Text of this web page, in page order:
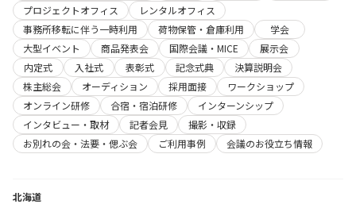
プロジェクトオフィス
レンタルオフィス
事務所移転に伴う一時利用
荷物保管・倉庫利用
学会
大型イベント
商品発表会 国際会議・MICE
展示会
内定式
入社式 表彰式 記念式典
決算説明会
株主総会
オーディション 採用面接
ワークショップ
オンライン研修
合宿・宿泊研修
インターンシップ
インタビュー・取材
記者会見
撮影・収録
お別れの会・法要・偲ぶ会
ご利用事例 会議のお役立ち情報
北海道